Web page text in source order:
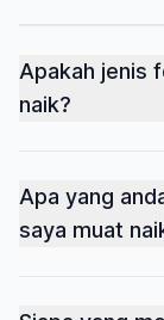
Apakah jenis
naik?
Apa yang
saya muat